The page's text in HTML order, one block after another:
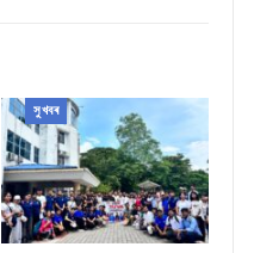
সুখবৰ